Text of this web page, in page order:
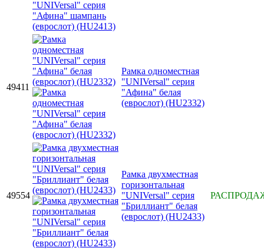
49411
Рамка одноместная
"UNIVersal" серия
"Афина" белая
(еврослот) (HU2332)
49554
Рамка двухместная
горизонтальная
"UNIVersal" серия
"Бриллиант" белая
(еврослот) (HU2433)